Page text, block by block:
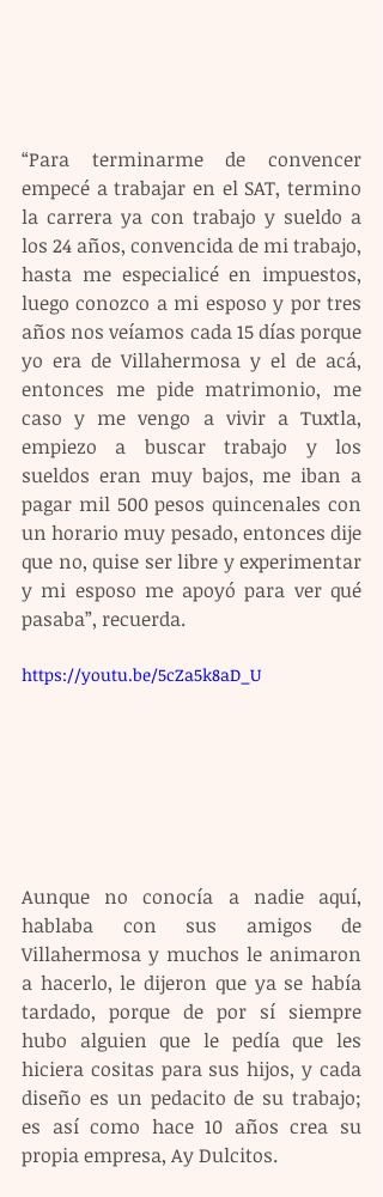
“Para terminarme de convencer
empecé a trabajar en el SAT, termino
la carrera ya con trabajo y sueldo a
los 24 años, convencida de mi trabajo,
hasta me especialicé en impuestos,
luego conozco a mi esposo y por tres
años nos veíamos cada 15 días porque
yo era de Villahermosa y el de acá,
entonces me pide matrimonio, me
caso y me vengo a vivir a Tuxtla,
empiezo a buscar trabajo y los
sueldos eran muy bajos, me iban a
pagar mil 500 pesos quincenales con
un horario muy pesado, entonces dije
que no, quise ser libre y experimentar
y mi esposo me apoyó para ver qué
pasaba”, recuerda.
https://youtu.be/5cZa5k8aD_U
Aunque no conocía a nadie aquí,
hablaba con sus amigos de
Villahermosa y muchos le animaron
a hacerlo, le dijeron que ya se había
tardado, porque de por sí siempre
hubo alguien que le pedía que les
hiciera cositas para sus hijos, y cada
diseño es un pedacito de su trabajo;
es así como hace 10 años crea su
propia empresa, Ay Dulcitos.